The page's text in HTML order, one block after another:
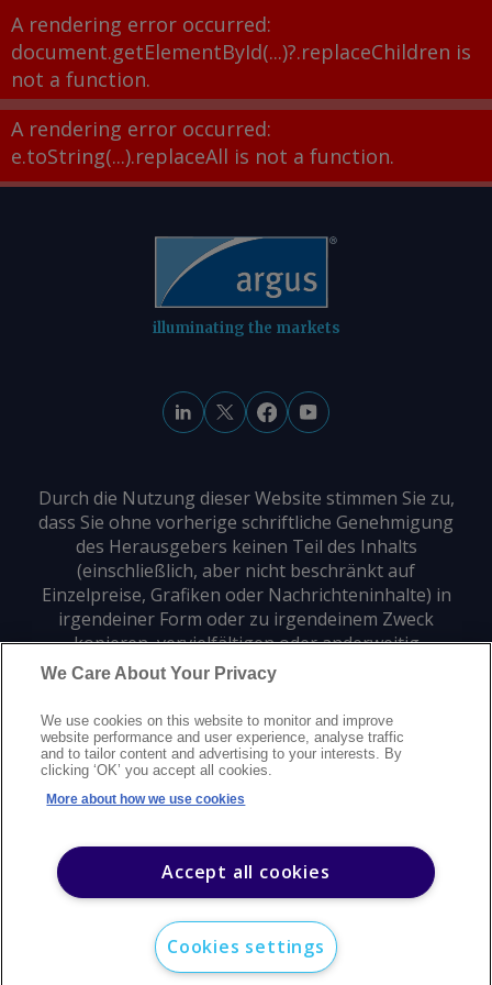
A rendering error occurred:
document.getElementById(...)?.replaceChildren is
not a function.
A rendering error occurred:
e.toString(...).replaceAll is not a function.
illuminating the markets
Durch die Nutzung dieser Website stimmen Sie zu,
dass Sie ohne vorherige schriftliche Genehmigung
des Herausgebers keinen Teil des Inhalts
(einschließlich, aber nicht beschränkt auf
Einzelpreise, Grafiken oder Nachrichteninhalte) in
irgendeiner Form oder zu irgendeinem Zweck
kopieren, vervielfältigen oder anderweitig
verwenden dürfen.
DatenschutzMarkenzeichenUrheberrecht
NutzungsbedingungenErklärung zur modernen Sklaverei
CareersKundensupport
We Care About Your Privacy
We use cookies on this website to monitor and improve
website performance and user experience, analyse traffic
and to tailor content and advertising to your interests. By
clicking ‘OK’ you accept all cookies.
More about how we use cookies
Accept all cookies
Cookies settings